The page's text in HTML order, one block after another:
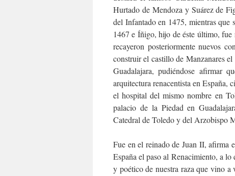
Hurtado de Mendoza y Suárez de
del Infantado en 1475, mientras
1467 e Íñigo, hijo de éste último,
recayeron posteriormente nuevos
construir el castillo de Manzanares
Guadalajara, pudiéndose afirmar
arquitectura renacentista en España,
el hospital del mismo nombre en
palacio de la Piedad en
Catedral de Toledo y del Arzobispo
Fue en el reinado de Juan II, afirma
España el paso al Renacimiento, a
y poético de nuestra raza que vino a